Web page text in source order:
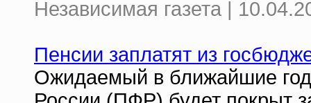
Независимая газета |
Пенсии заплатят из
Ожидаемый в ближайшие